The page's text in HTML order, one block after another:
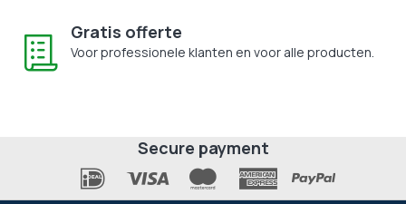
Gratis offerte
Voor professionele klanten en voor alle producten.
Secure payment